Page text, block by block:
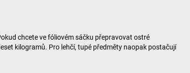
chcete ve fóliovém sáčku přepravovat ostré
kilogramů. Pro lehčí, tupé předměty naopak postačují